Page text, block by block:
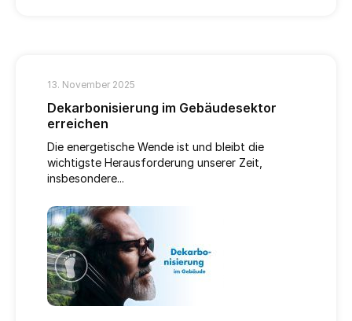
13. November 2025
Dekarbonisierung im Gebäudesektor
erreichen
Die energetische Wende ist und bleibt die
wichtigste Herausforderung unserer Zeit,
insbesondere...